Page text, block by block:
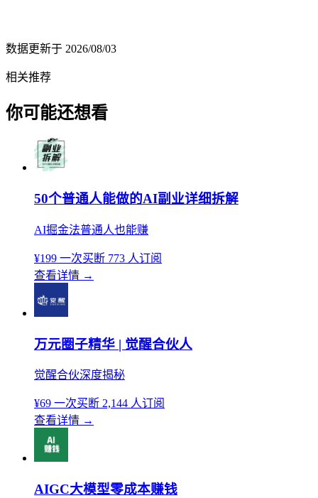
数据更新于 2026/08/03
相关推荐
你可能还想看
50个普通人能做的AI副业详细拆解
AI掘金法普通人也能赚
¥199 一次买断 773 人订阅
查看详情 →
万元圈子精华 | 觉醒合伙人
觉醒合伙深度揭秘
¥69 一次买断 2,144 人订阅
查看详情 →
AIGC大模型零成本赚钱